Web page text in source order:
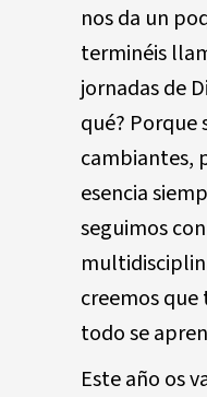
nos da un
terminéis
jornadas de
qué? Porque
cambiantes,
esencia
seguimos
creemos
todo se
Este año os